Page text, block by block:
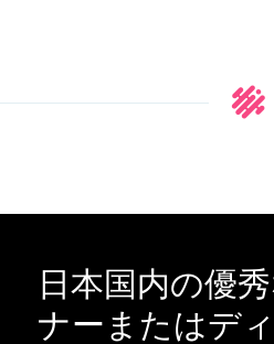
日本国内の優
ナーまたはデ